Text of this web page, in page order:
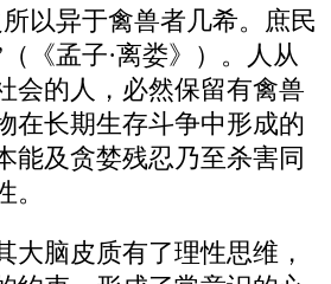
以异于禽兽者几希。庶民
《孟子·离娄》）。人从
会的人，必然保留有禽兽
在长期生存斗争中形成的
能及贪婪残忍乃至杀害同
。
大脑皮质有了理性思维，